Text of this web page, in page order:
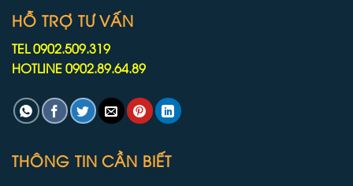
HỖ TRỢ TƯ VẤN
TEL 0902.509.319
HOTLINE 0902.89.64.89
THÔNG TIN CẦN BIẾT